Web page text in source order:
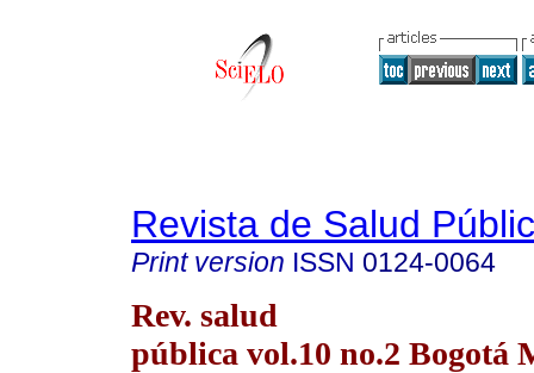
Revista de Salud
Print version ISSN 0124-0064
Rev. salud
pública vol.10 no.2 Bogotá